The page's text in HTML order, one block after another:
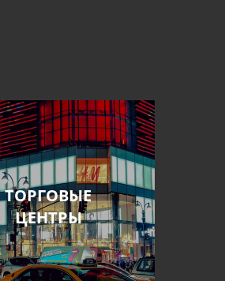
ТОРГОВЫЕ
ЦЕНТРЫ